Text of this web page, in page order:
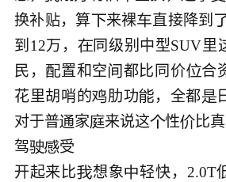
换补贴，算 来裸直接降到
到12万， 同级别中型SUV里
民， 置和空 都比同价合
花里胡哨的肋功 ，全都
对于普家来说这性比真
驾受﻿
开起来比想象轻快，2.0T